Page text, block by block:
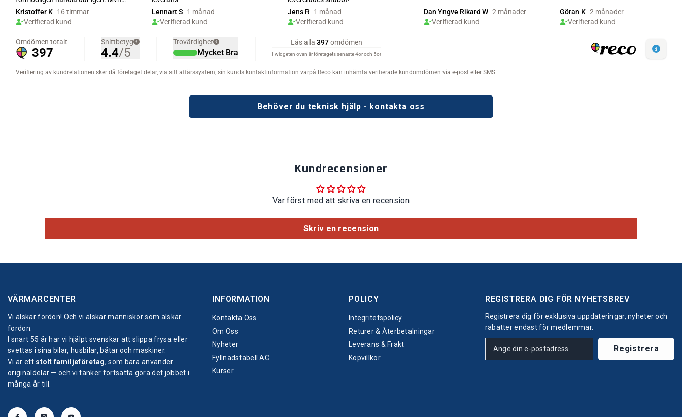
Behöver du teknisk hjälp - kontakta oss
Kundrecensioner
Var först med att skriva en recension
Skriv en recension
VÄRMARCENTER
Vi älskar fordon! Och vi älskar människor som älskar
fordon.
I snart 55 år har vi hjälpt svenskar att slippa frysa eller
svettas i sina bilar, husbilar, båtar och maskiner.
Vi är ett stolt familjeföretag, som bara använder
originaldelar — och vi tänker fortsätta göra det jobbet i
många år till.
INFORMATION
Kontakta Oss
Om Oss
Nyheter
Fyllnadstabell AC
Kurser
POLICY
Integritetspolicy
Returer & Återbetalningar
Leverans & Frakt
Köpvillkor
REGISTRERA DIG FÖR NYHETSBREV
Registrera dig för exklusiva uppdateringar, nyheter och
rabatter endast för medlemmar.
Registrera